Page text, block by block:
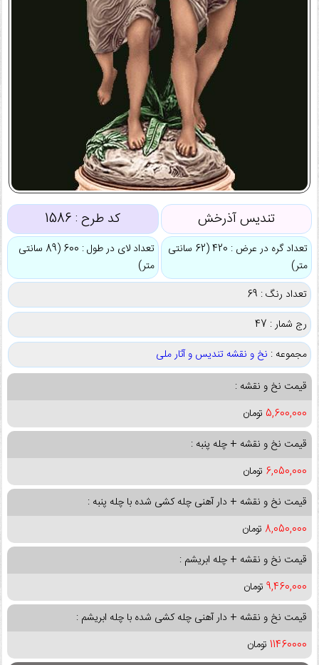
تندیس آذرخش کد طرح : 1586
تعداد گره در عرض : 420 (62 سانتی
متر)
تعداد لای در طول : 600 (89 سانتی
متر)
تعداد رنگ : 69
رج شمار : 47
مجموعه : نخ و نقشه تندیس و آثار ملی
قیمت نخ و نقشه :
5,600,000 تومان
قیمت نخ و نقشه + چله پنبه :
6,050,000 تومان
قیمت نخ و نقشه + دار آهنی چله کشی شده با چله پنبه :
8,050,000 تومان
قیمت نخ و نقشه + چله ابریشم :
9,460,000 تومان
قیمت نخ و نقشه + دار آهنی چله کشی شده با چله ابریشم :
11460000 تومان